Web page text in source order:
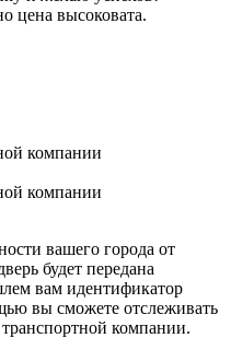
цена высоковата.
компании
компании
вашего города от
будет передана
вам идентификатор
вы сможете отслеживать
компании.